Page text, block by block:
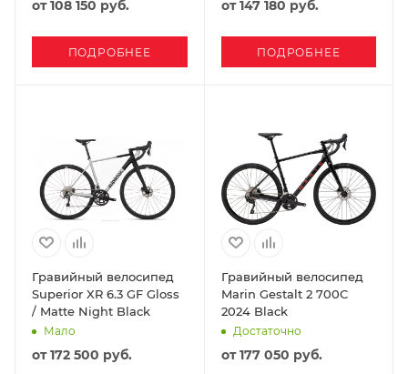
от108 150 руб.
ПОДРОБНЕЕ
от147 180 руб.
ПОДРОБНЕЕ
Гравийный велосипед
Superior XR 6.3 GF Gloss
/ Matte Night Black
Мало
от172 500 руб.
Гравийный велосипед
Marin Gestalt 2 700C
2024 Black
Достаточно
от177 050 руб.